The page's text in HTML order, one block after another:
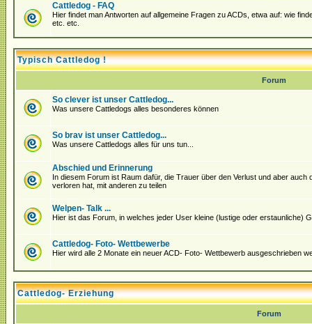
Cattledog - FAQ
Hier findet man Antworten auf allgemeine Fragen zu ACDs, etwa auf: wie
etc. etc.
Typisch Cattledog !
Forum
So clever ist unser Cattledog...
Was unsere Cattledogs alles besonderes können
So brav ist unser Cattledog...
Was unsere Cattledogs alles für uns tun...
Abschied und Erinnerung
In diesem Forum ist Raum dafür, die Trauer über den Verlust und aber
verloren hat, mit anderen zu teilen
Welpen- Talk ...
Hier ist das Forum, in welches jeder User kleine (lustige oder erstaunliche)
Cattledog- Foto- Wettbewerbe
Hier wird alle 2 Monate ein neuer ACD- Foto- Wettbewerb ausgeschrieben
Cattledog- Erziehung
Forum